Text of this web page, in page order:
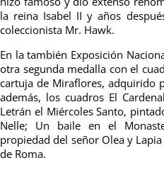
la reina Isabel II y años
coleccionista Mr. Hawk.
En la también Exposición
otra segunda medalla con el
cartuja de Miraflores, adquirido
además, los cuadros El
Letrán el Miércoles Santo,
Nelle; Un baile en el
propiedad del señor Olea y
de Roma.